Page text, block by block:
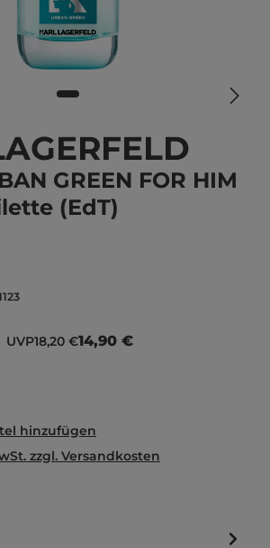
GREEN FOR HIM
(EdT)
UVP18,20 €14,90 €
hinzufügen
zzgl. Versandkosten